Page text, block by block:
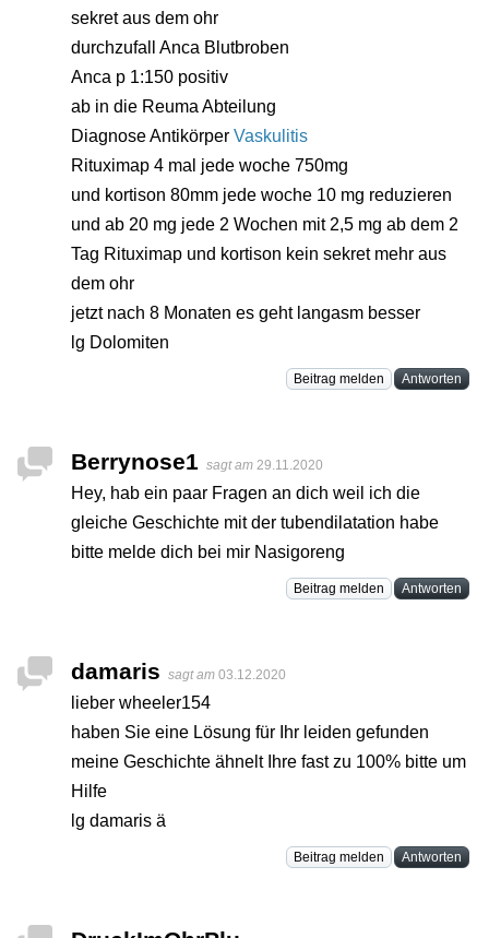
sekret aus dem ohr
durchzufall Anca Blutbroben
Anca p 1:150 positiv
ab in die Reuma Abteilung
Diagnose Antikörper Vaskulitis
Rituximap 4 mal jede woche 750mg
und kortison 80mm jede woche 10 mg reduzieren
und ab 20 mg jede 2 Wochen mit 2,5 mg ab dem 2
Tag Rituximap und kortison kein sekret mehr aus
dem ohr
jetzt nach 8 Monaten es geht langasm besser
lg Dolomiten
Beitrag melden Antworten
Berrynose1 sagt am 29.11.2020
Hey, hab ein paar Fragen an dich weil ich die
gleiche Geschichte mit der tubendilatation habe
bitte melde dich bei mir Nasigoreng
Beitrag melden Antworten
damaris sagt am 03.12.2020
lieber wheeler154
haben Sie eine Lösung für Ihr leiden gefunden
meine Geschichte ähnelt Ihre fast zu 100% bitte um
Hilfe
lg damaris ä
Beitrag melden Antworten